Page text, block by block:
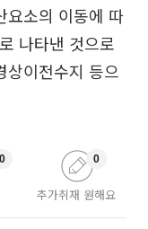
요소의 이동에 따
나타낸 것으로
상이전수지 등으
0
추가취재 원해요
0